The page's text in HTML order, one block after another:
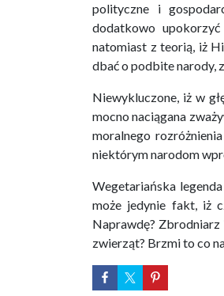
polityczne i
dodatkowo
natomiast z teorią, iż
dbać o podbite narody,
Niewykluczone, iż w
mocno naciągana
moralnego
niektórym narodom
Wegetariańska
może jedynie fakt, iż
Naprawdę? Zbrodniarz
zwierząt? Brzmi to co